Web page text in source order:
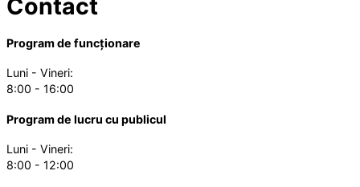
Contact
Program de funcționare
Luni - Vineri:
8:00 - 16:00
Program de lucru cu publicul
Luni - Vineri:
8:00 - 12:00